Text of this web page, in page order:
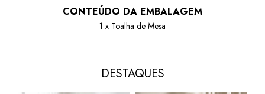
CONTEÚDO DA EMBALAGEM
1 x Toalha de Mesa
DESTAQUES